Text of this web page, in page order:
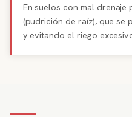
En suelos con mal
(pudrición de raíz), que se
y evitando el riego